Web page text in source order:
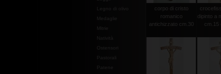
Legno di olivo
Medaglie
Mitrie
Natività
Ostensori
Pastorali
Patene
corpo di cristo
romanico
antichizzato cm.30
dipinto a
cm.15